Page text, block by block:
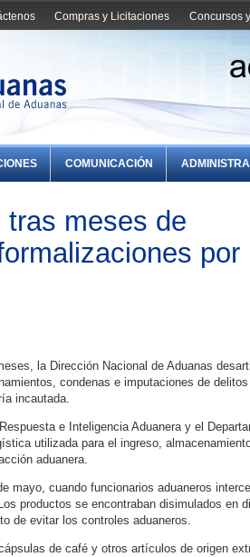
Concursos
Compras y Licitaciones
COMUNICACIÓN
tras meses de
por
la Dirección Nacional de Aduanas
condenas e imputaciones de
incautada.
e Inteligencia Aduanera y el
utilizada para el ingreso,
aduanera.
mayo, cuando funcionarios aduaneros
productos se encontraban disimulados en
de evitar los controles aduaneros.
de café y otros artículos de origen